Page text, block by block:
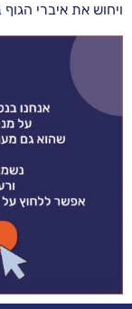
ויחוש את איברי